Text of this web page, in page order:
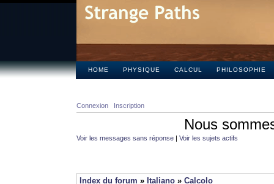
HOME PHYSIQUE CALCUL PHILOSOPHIE
Connexion Inscription
Nous
Voir les messages sans réponse | Voir les sujets actifs
Index du forum » Italiano » Calcolo